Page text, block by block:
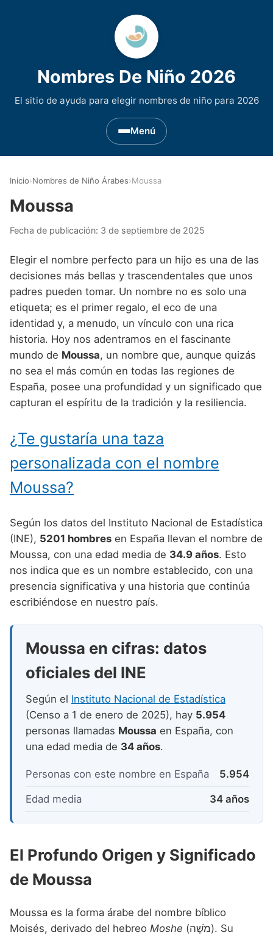
Nombres De Niño 2026
El sitio de ayuda para elegir nombres de niño para 2026
Menú
Nombres de niño que empiezan por D
Nombres de niño que empiezan por E
Nombres de niño que empiezan por F
Nombres de niño que empiezan por G
Nombres de niño que empiezan por H
Nombres de niño que empiezan por I
Nombres de niño que empiezan por J
Nombres de niño que empiezan por K
Nombres de niño que empiezan por L
Nombres de niño que empiezan por M
Nombres de niño que empiezan por O
Nombres de niño que empiezan por P
Nombres de niño que empiezan por Q
Nombres de niño que empiezan por R
Nombres de niño que empiezan por S
Nombres de niño que empiezan por T
Nombres de niño que empiezan por U
Nombres de niño que empiezan por V
Nombres de niño que empiezan por W
Nombres de niño que empiezan por X
Nombres de Niño Asturianos
Nombres de Niño Baleares
Nombres de Niño Canarios
Nombres de Niño Cantabros
Nombres de Niño Castellanos
Nombres de Niño Catalanes
Nombres de Niño Extremeños
Nombres de Niño Gallegos
Nombres de Niño Madrileños
Nombres de Niño Riojanos
Nombres de Niño Valencianos
Nombres de Niño Vascos
Nombres de Niño Celtas
Nombres de Niño Egipcios
Nombres de Niño Griegos
Nombres de Niño Mitologicos
Nombres de Niño Romanos
Nombres de Niño Vikingos
Nombres de Niño Alemanes
Nombres de Niño Americanos
Nombres de Niño Arabes
Nombres de Niño Chinos
Nombres de Niño Franceses
Nombres de Niño Hispanoamericanos
Nombres de Niño Italianos
Nombres de Niño Japoneses
Nombres de Niño Portugueses
Nombres de Niño Rumanos
Nombres de Niño Rusos
Nombres de Niño Suecos
Buscar
Inicio›Nombres de Niño Árabes›Moussa
Moussa
Fecha de publicación: 3 de septiembre de 2025
Elegir el nombre perfecto para un hijo es una de las
decisiones más bellas y trascendentales que unos
padres pueden tomar. Un nombre no es solo una
etiqueta; es el primer regalo, el eco de una
identidad y, a menudo, un vínculo con una rica
historia. Hoy nos adentramos en el fascinante
mundo de Moussa, un nombre que, aunque quizás
no sea el más común en todas las regiones de
España, posee una profundidad y un significado que
capturan el espíritu de la tradición y la resiliencia.
¿Te gustaría una taza
personalizada con el nombre
Moussa?
Según los datos del Instituto Nacional de Estadística
(INE), 5201 hombres en España llevan el nombre de
Moussa, con una edad media de 34.9 años. Esto
nos indica que es un nombre establecido, con una
presencia significativa y una historia que continúa
escribiéndose en nuestro país.
Moussa en cifras: datos
oficiales del INE
Según el Instituto Nacional de Estadística
(Censo a 1 de enero de 2025), hay 5.954
personas llamadas Moussa en España, con
una edad media de 34 años.
Personas con este nombre en España 5.954
Edad media 34 años
El Profundo Origen y Significado
de Moussa
Moussa es la forma árabe del nombre bíblico
Moisés, derivado del hebreo Moshe (מֹשֶׁה). Su